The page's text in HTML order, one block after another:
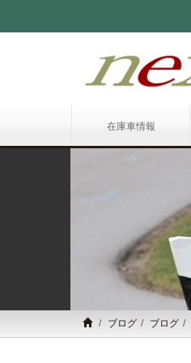
在庫車情報
ブログ ブログ